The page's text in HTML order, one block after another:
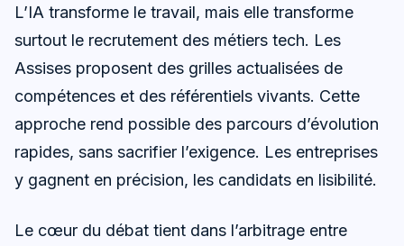
L’IA transforme le travail, mais elle transforme
surtout le recrutement des métiers tech. Les
Assises proposent des grilles actualisées de
compétences et des référentiels vivants. Cette
approche rend possible des parcours d’évolution
rapides, sans sacrifier l’exigence. Les entreprises
y gagnent en précision, les candidats en lisibilité.
Le cœur du débat tient dans l’arbitrage entre